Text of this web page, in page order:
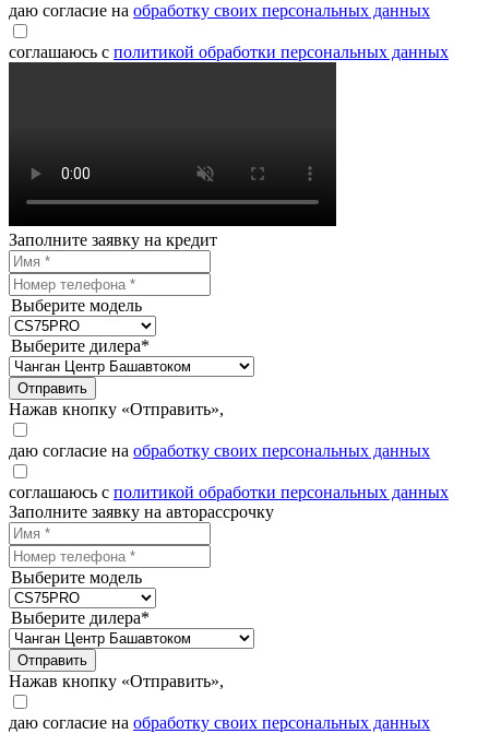
даю согласие на обработку своих персональных данных
соглашаюсь с политикой обработки персональных данных
Заполните заявку на кредит
Выберите модель
Выберите дилера*
Отправить
Нажав кнопку «Отправить»,
даю согласие на обработку своих персональных данных
соглашаюсь с политикой обработки персональных данных
Заполните заявку на авторассрочку
Выберите модель
Выберите дилера*
Отправить
Нажав кнопку «Отправить»,
даю согласие на обработку своих персональных данных